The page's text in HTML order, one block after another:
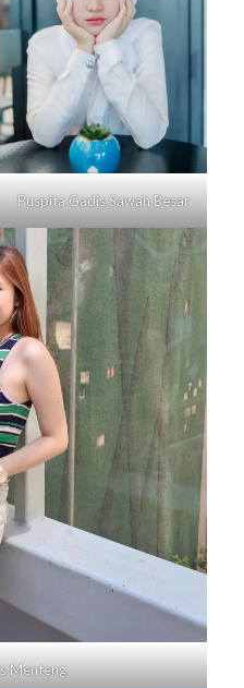
Puspita GadisSawah Besar
Menteng